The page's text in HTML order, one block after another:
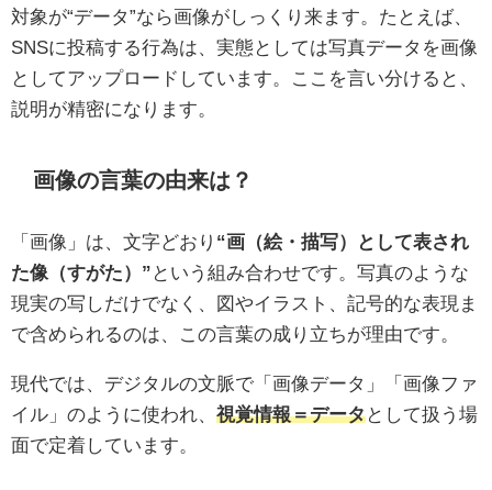
対象が“データ”なら画像がしっくり来ます。たとえば、
SNSに投稿する行為は、実態としては写真データを画像
としてアップロードしています。ここを言い分けると、
説明が精密になります。
画像の言葉の由来は？
「画像」は、文字どおり “画（絵・描写）として表され
た像（すがた）” という組み合わせです。写真のような
現実の写しだけでなく、図やイラスト、記号的な表現ま
で含められるのは、この言葉の成り立ちが理由です。
現代では、デジタルの文脈で「画像データ」「画像ファ
イル」のように使われ、 視覚情報＝データとして扱う場
面で定着しています。